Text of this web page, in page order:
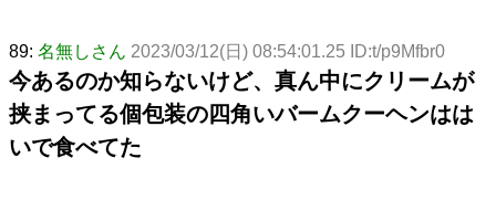
89: 名無しさん 2023/03/12(日) 08:54:01.25 ID:t/p9Mfbr0
今あるのか知らないけど、真ん中にクリームが
挟まってる個包装の四角いバームクーヘンはは
いで食べてた